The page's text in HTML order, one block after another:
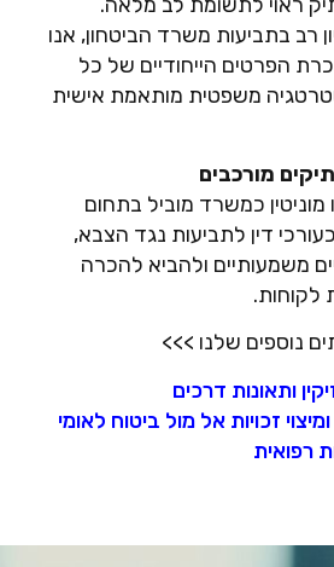
רב בתביעות משרד הביטחון, אנו
הפרטים הייחודיים של כל
משפטית מותאמת אישית
מורכבים
כמשרד מוביל בתחום
דין לתביעות נגד הצבא,
משמעותיים ולהביא להכרה
לקוחות.
נוספים שלנו >>>
ותאונות דרכים
זכויות אל מול ביטוח לאומי
רפואית